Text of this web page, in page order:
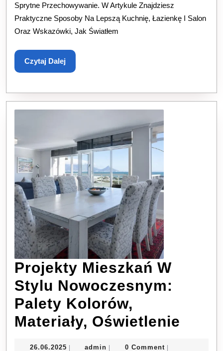
Sprytne Przechowywanie. W Artykule Znajdziesz
Praktyczne Sposoby Na Lepszą Kuchnię, Łazienkę I Salon
Oraz Wskazówki, Jak Światłem
Czytaj DalejCzytaj
Dalej
Projekty Mieszkań W
Stylu Nowoczesnym:
Palety Kolorów,
Materiały, Oświetlenie
26.06.2025 26.06.2025
admin admin0 Comment